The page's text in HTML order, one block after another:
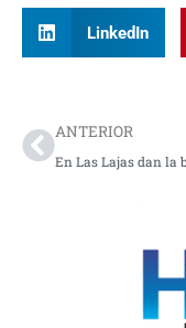
LinkedIn
ANTERIOR